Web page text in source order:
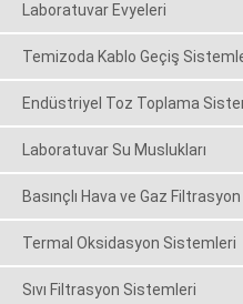
Laboratuvar Evyeleri
Temizoda Kablo Geçiş
Endüstriyel Toz Toplama
Laboratuvar Su Muslukları
Basınçlı Hava ve Gaz Filtrasyon
Termal Oksidasyon Sistemleri
Sıvı Filtrasyon Sistemleri